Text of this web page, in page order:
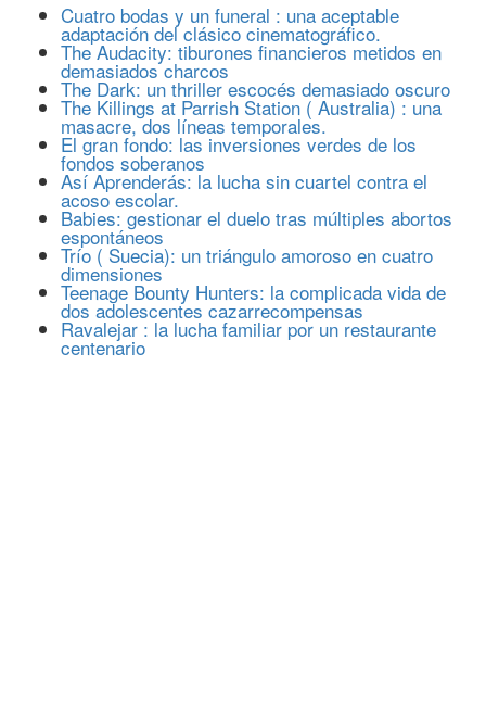
Cuatro bodas y un funeral : una aceptable
adaptación del clásico cinematográfico.
The Audacity: tiburones financieros metidos en
demasiados charcos
The Dark: un thriller escocés demasiado oscuro
The Killings at Parrish Station ( Australia) : una
masacre, dos líneas temporales.
El gran fondo: las inversiones verdes de los
fondos soberanos
Así Aprenderás: la lucha sin cuartel contra el
acoso escolar.
Babies: gestionar el duelo tras múltiples abortos
espontáneos
Trío ( Suecia): un triángulo amoroso en cuatro
dimensiones
Teenage Bounty Hunters: la complicada vida de
dos adolescentes cazarrecompensas
Ravalejar : la lucha familiar por un restaurante
centenario